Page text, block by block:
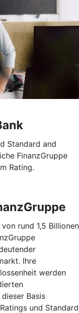
Standard and
FinanzGruppe
Rating.
rund 1,5 Billionen
Ihre
werden
Basis
und Standard